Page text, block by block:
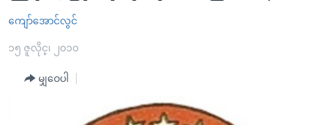
Link
များ
ကမ္ဘာ့သတင်းများ
နိုင်ငံတကာ
အစ္စရေး-ပါလက်စတိုင်း
ဗွီဒီယို
အင်္ဂလိပ်စာလေ့လာမယ်
ကျော်အောင်လွင်
၁၅ ဇူလိုင္၊ ၂၀၁၀
မျှဝေပါ